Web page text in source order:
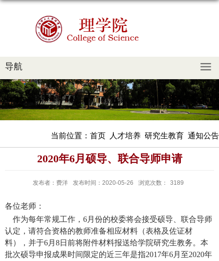
导航
当前位置： 首页 人才培养 研究生教育 通知公告
2020年6月硕导、联合导师申请
发布者：费洋 发布时间：2020-05-26 浏览次数： 3189
各位老师：
作为每年常规工作，6月份的校委将会接受硕导、联合导师
认定，请符合资格的教师准备相应材料（表格及佐证材
料），并于6月8日前将附件材料报送给学院研究生教务。本
批次硕导申报成果时间限定的近三年是指2017年6月至2020年